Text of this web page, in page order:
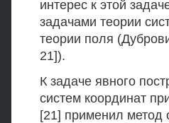
интерес к этой
задачами теории
теории поля
21]).
К задаче явного
систем координат
[21] применил метод